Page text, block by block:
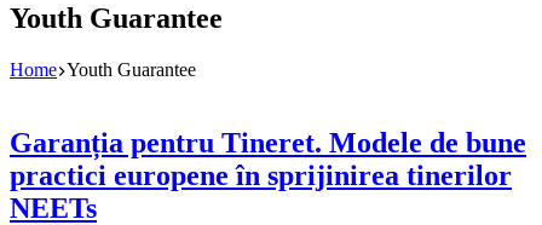
Youth Guarantee
Home Youth Guarantee
Garanția pentru Tineret. Modele de bune
practici europene în sprijinirea tinerilor
NEETs